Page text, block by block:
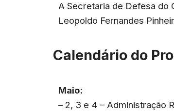
A Secretaria de Defesa do
Leopoldo Fernandes
Calendário do
Maio:
– 2, 3 e 4 – Administração